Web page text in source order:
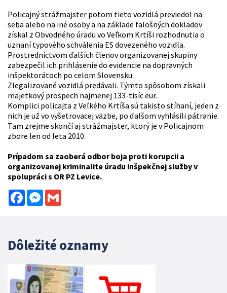
Policajný strážmajster potom tieto vozidlá previedol na
seba alebo na iné osoby a na základe falošných dokladov
získal z Obvodného úradu vo Veľkom Krtíši rozhodnutia o
uznaní typového schválenia ES dovezeného vozidla.
Prostredníctvom ďalších členov organizovanej skupiny
zabezpečil ich prihlásenie do evidencie na dopravných
inšpektorátoch po celom Slovensku.
Zlegalizované vozidlá predávali. Týmto spôsobom získali
majetkový prospech najmenej 133-tisíc eur.
Komplici policajta z Veľkého Krtíša sú takisto stíhaní, jeden z
nich je už vo vyšetrovacej väzbe, po ďalšom vyhlásili pátranie.
Tam zrejme skončí aj strážmajster, ktorý je v Policajnom
zbore len od leta 2010.
Prípadom sa zaoberá odbor boja proti korupcii a
organizovanej kriminalite úradu inšpekčnej služby v
spolupráci s OR PZ Levice.
FacebookMessenger
Dôležité oznamy